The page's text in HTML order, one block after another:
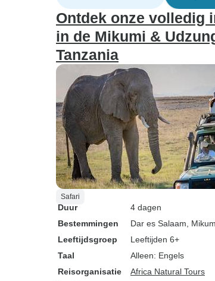
Ontdek onze volledig
in de Mikumi &
Tanzania
Safari
Duur
4 dagen
Bestemmingen
Dar es Salaam ,
Leeftijdsgroep
Leeftijden 6+
Taal
Alleen: Engels
Reisorganisatie
Africa Natural Tours